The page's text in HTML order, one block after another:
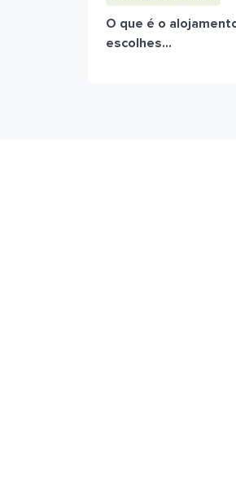
O que é o
escolhes...